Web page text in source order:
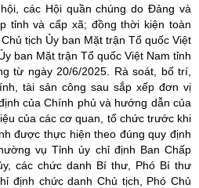
các Hội quần chúng do Đảng và
tỉnh và cấp xã; đồng thời kiện toàn
tịch Ủy ban Mặt trận Tổ quốc Việt
ban Mặt trận Tổ quốc Việt Nam tỉnh
từ ngày 20/6/2025. Rà soát, bố trí,
tài sản công sau sắp xếp đơn vị
của Chính phủ và hướng dẫn của
của các cơ quan, tổ chức trước khi
được thực hiện theo đúng quy định
vụ Tỉnh ủy chỉ định Ban Chấp
các chức danh Bí thư, Phó Bí thư
định chức danh Chủ tịch, Phó Chủ